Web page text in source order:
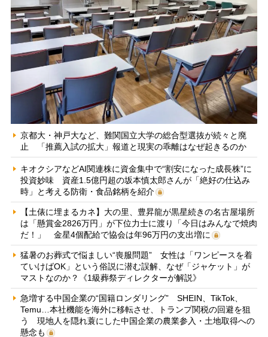
京都大・神戸大など、難関国立大学の総合型選抜が続々と廃
止 「推薦入試の拡大」報道と現実の乖離はなぜ起きるのか
キオクシアなどAI関連株に資金集中で“割安になった成長株”に
投資妙味 資産1.5億円超の坂本慎太郎さんが「絶好の仕込み
時」と考える防衛・食品銘柄を紹介
【土俵に埋まるカネ】大の里、豊昇龍が黒星続きの名古屋場所
は「懸賞金2826万円」が下位力士に渡り「今日はみんなで焼肉
だ！」 金星4個配給で協会は年96万円の支出増に
猛暑のお葬式で悩ましい“喪服問題” 女性は「ワンピースを着
ていけばOK」という俗説に潜む誤解、なぜ「ジャケット」が
マストなのか？《1級葬祭ディレクターが解説》
急増する中国企業の“国籍ロンダリング” SHEIN、TikTok、
Temu…本社機能を海外に移転させ、トランプ関税の回避を狙
う 現地人を隠れ蓑にした中国企業の農業参入・土地取得への
懸念も